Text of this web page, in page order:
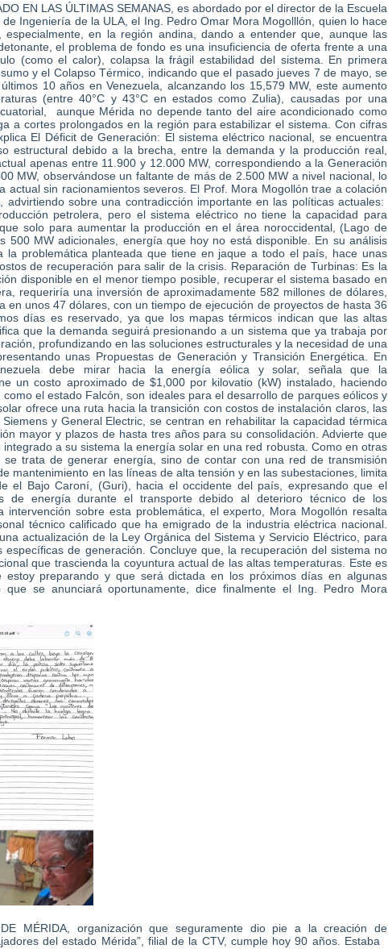
EN LAS ÚLTIMAS SEMANAS, es abordado por el director de la Escuela
Ingeniería de la ULA, el Ing. Pedro Omar Mora Mogolllón, quien lo hace
en la región andina, dando a entender que, aunque las
el problema de fondo es una insuficiencia de oferta frente a una
(como el calor), colapsa la frágil estabilidad del sistema. En primera
y el Colapso Térmico, indicando que el pasado jueves 7 de mayo, se
10 años en Venezuela, alcanzando los 15,579 MW, este aumento
(entre 40°C y 43°C en estados como Zulia), causadas por una
aunque Mérida no depende tanto del aire acondicionado como
a cortes prolongados en la región para estabilizar el sistema. Con cifras
El Déficit de Generación: El sistema eléctrico nacional, se encuentra
estructural debido a la brecha, entre la demanda y la producción real,
apenas entre 11.900 y 12.000 MW, correspondiendo a la Generación
MW, observándose un faltante de más de 2.500 MW a nivel nacional, lo
actual sin racionamientos severos. El Prof. Mora Mogollón trae a colación
advirtiendo sobre una contradicción importante en las políticas actuales:
petrolera, pero el sistema eléctrico no tiene la capacidad para
solo para aumentar la producción en el área noroccidental, (Lago de
500 MW adicionales, energía que hoy no está disponible. En su análisis
la problemática planteada que tiene en jaque a todo el país, hace unas
de recuperación para salir de la crisis. Reparación de Turbinas: Es la
disponible en el menor tiempo posible, recuperar el sistema basado en
requeriría una inversión de aproximadamente 582 millones de dólares,
en unos 47 dólares, con un tiempo de ejecución de proyectos de hasta 36
días es reservado, ya que los mapas térmicos indican que las altas
que la demanda seguirá presionando a un sistema que ya trabaja por
profundizando en las soluciones estructurales y la necesidad de una
unas Propuestas de Generación y Transición Energética. En
debe mirar hacia la energía eólica y solar, señala que la
un costo aproximado de $1,000 por kilovatio (kW) instalado, haciendo
el estado Falcón, son ideales para el desarrollo de parques eólicos y
ofrece una ruta hacia la transición con costos de instalación claros, las
y General Electric, se centran en rehabilitar la capacidad térmica
mayor y plazos de hasta tres años para su consolidación. Advierte que
a su sistema la energía solar en una red robusta. Como en otras
se trata de generar energía, sino de contar con una red de transmisión
mantenimiento en las líneas de alta tensión y en las subestaciones, limita
el Bajo Caroní, (Guri), hacia el occidente del país, expresando que el
de energía durante el transporte debido al deterioro técnico de los
intervención sobre esta problemática, el experto, Mora Mogollón resalta
técnico calificado que ha emigrado de la industria eléctrica nacional.
actualización de la Ley Orgánica del Sistema y Servicio Eléctrico, para
de generación. Concluye que, la recuperación del sistema no
que trascienda la coyuntura actual de las altas temperaturas. Este es
preparando y que será dictada en los próximos días en algunas
que se anunciará oportunamente, dice finalmente el Ing. Pedro Mora
DE MÉRIDA, organización que seguramente dio pie a la creación de
del estado Mérida”, filial de la CTV, cumple hoy 90 años. Estaba